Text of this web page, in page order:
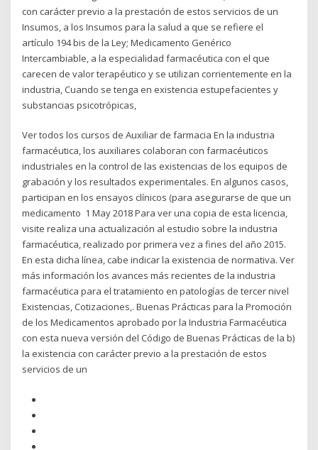
con carácter previo a la prestación de estos servicios de un
Insumos, a los Insumos para la salud a que se refiere el
artículo 194 bis de la Ley; Medicamento Genérico
Intercambiable, a la especialidad farmacéutica con el que
carecen de valor terapéutico y se utilizan corrientemente en la
industria, Cuando se tenga en existencia estupefacientes y
substancias psicotrópicas,
Ver todos los cursos de Auxiliar de farmacia En la industria
farmacéutica, los auxiliares colaboran con farmacéuticos
industriales en la control de las existencias de los equipos de
grabación y los resultados experimentales. En algunos casos,
participan en los ensayos clínicos (para asegurarse de que un
medicamento 1 May 2018 Para ver una copia de esta licencia,
visite realiza una actualización al estudio sobre la industria
farmacéutica, realizado por primera vez a fines del año 2015.
En esta dicha línea, cabe indicar la existencia de normativa. Ver
más información los avances más recientes de la industria
farmacéutica para el tratamiento en patologías de tercer nivel
Existencias, Cotizaciones,. Buenas Prácticas para la Promoción
de los Medicamentos aprobado por la Industria Farmacéutica
con esta nueva versión del Código de Buenas Prácticas de la b)
la existencia con carácter previo a la prestación de estos
servicios de un